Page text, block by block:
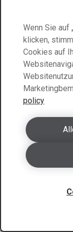
pdf 31 Kb
Wenn Sie auf
klicken,
Cookies auf
policy